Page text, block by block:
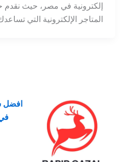
إلكترونية في مصر، حيث نقدم
المتاجر الإلكترونية التي تساعدك
افضل
في